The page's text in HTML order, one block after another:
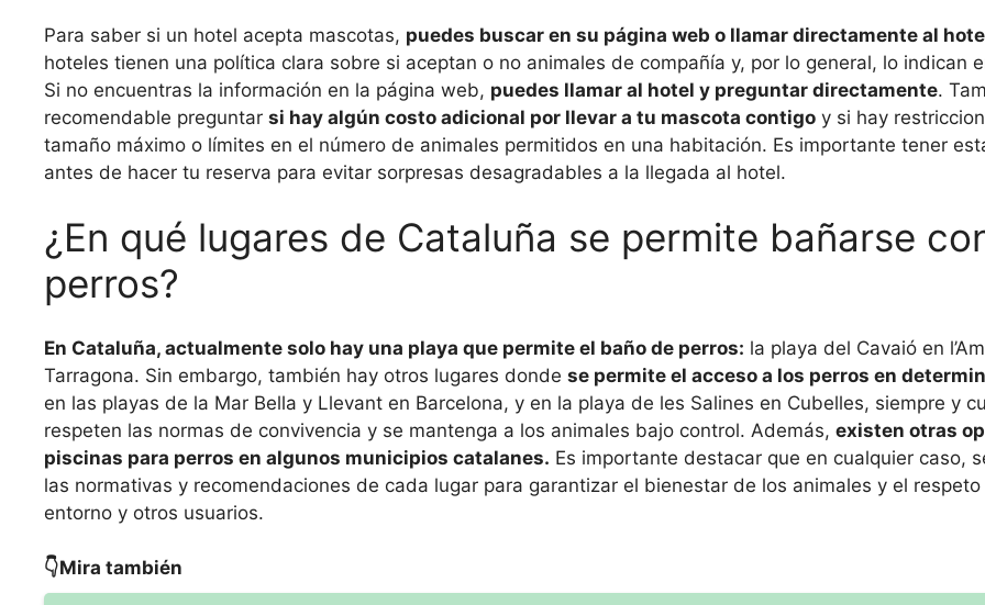
Para saber si un hotel acepta mascotas, puedes buscar en su página web o llamar directamente al
hoteles tienen una política clara sobre si aceptan o no animales de compañía y, por lo general, lo indican
Si no encuentras la información en la página web, puedes llamar al hotel y preguntar directamente.
recomendable preguntar si hay algún costo adicional por llevar a tu mascota contigo y si hay
tamaño máximo o límites en el número de animales permitidos en una habitación. Es importante tener
antes de hacer tu reserva para evitar sorpresas desagradables a la llegada al hotel.
¿En qué lugares de Cataluña se permite bañarse
perros?
En Cataluña, actualmente solo hay una playa que permite el baño de perros: la playa del Cavaió en
Tarragona. Sin embargo, también hay otros lugares donde se permite el acceso a los perros en
en las playas de la Mar Bella y Llevant en Barcelona, y en la playa de les Salines en Cubelles, siempre y
respeten las normas de convivencia y se mantenga a los animales bajo control. Además, existen otras
piscinas para perros en algunos municipios catalanes. Es importante destacar que en cualquier caso,
las normativas y recomendaciones de cada lugar para garantizar el bienestar de los animales y el respeto
entorno y otros usuarios.
👇Mira también